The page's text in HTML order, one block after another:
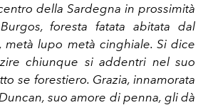
della Sardegna in prossimità
foresta fatata abitata dal
metà lupo metà cinghiale. Si dice
chiunque si addentri nel suo
se forestiero. Grazia, innamorata
suo amore di penna, gli dà